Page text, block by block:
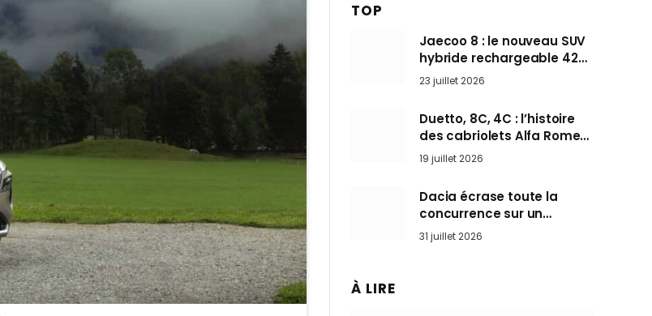
TOP
Jaecoo 8 : le nouveau SUV
hybride rechargeable 428
ch qui vise l’Audi Q7 arrive
en Europe cet automne
23 juillet 2026
Duetto, 8C, 4C : l’histoire
des cabriolets Alfa Romeo,
ces Spider qui ont défini
l’art de rouler cheveux au
vent
19 juillet 2026
Dacia écrase toute la
concurrence sur un
marché où personne ne
l’attendait
31 juillet 2026
À LIRE